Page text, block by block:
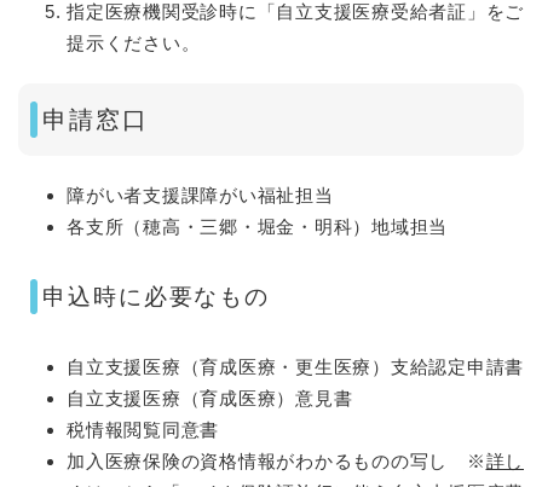
指定医療機関受診時に「自立支援医療受給者証」をご
提示ください。
申請窓口
障がい者支援課障がい福祉担当
各支所（穂高・三郷・堀金・明科）地域担当
申込時に必要なもの
自立支援医療（育成医療・更生医療）支給認定申請書
自立支援医療（育成医療）意見書
税情報閲覧同意書
加入医療保険の資格情報がわかるものの写し ※詳し